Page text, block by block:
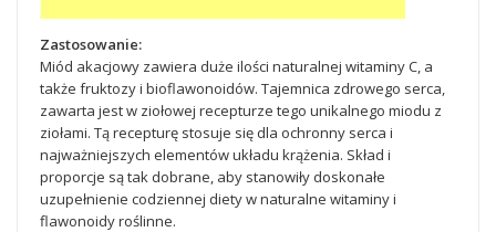
Zastosowanie:
Miód akacjowy zawiera duże ilości naturalnej witaminy C, a
także fruktozy i bioflawonoidów. Tajemnica zdrowego serca,
zawarta jest w ziołowej recepturze tego unikalnego miodu z
ziołami. Tą recepturę stosuje się dla ochronny serca i
najważniejszych elementów układu krążenia. Skład i
proporcje są tak dobrane, aby stanowiły doskonałe
uzupełnienie codziennej diety w naturalne witaminy i
flawonoidy roślinne.